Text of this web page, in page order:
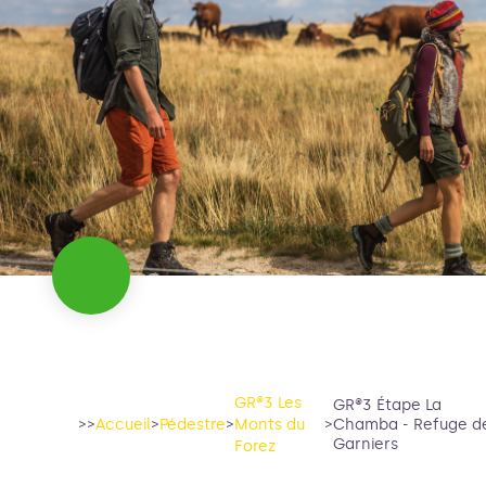
>>Accueil>Pédestre>
GR®3 Les
Monts du
Forez
>
GR®3 Étape La
Chamba - Refuge
Garniers